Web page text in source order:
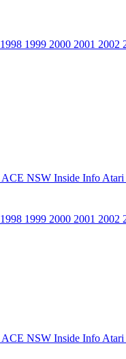
1998 1999 2000 2001 2002
ACE NSW Inside Info Atari
1998 1999 2000 2001 2002
ACE NSW Inside Info Atari